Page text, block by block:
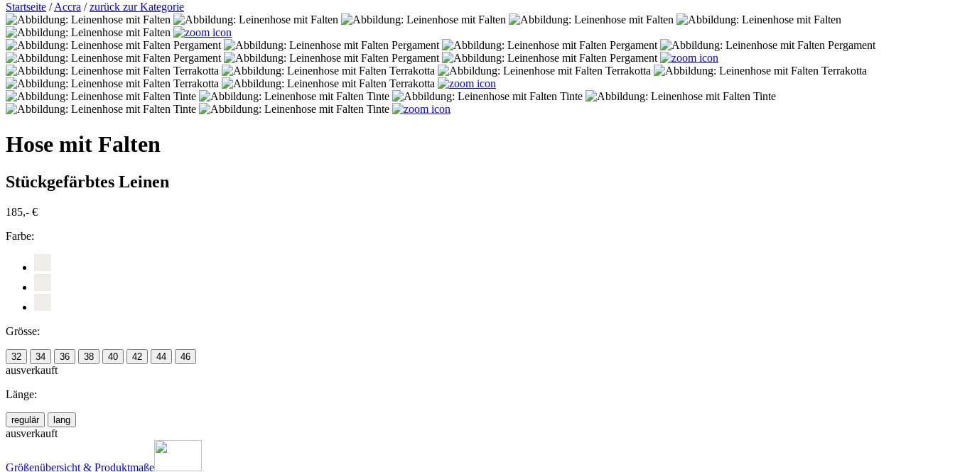
Startseite /Accra /zurück zur Kategorie
Hose mit Falten
Stückgefärbtes Leinen
185,- €
Farbe:
Grösse:
32 34 36 38 40 42 44 46
ausverkauft
Länge:
regulär lang
ausverkauft
Größenübersicht & Produktmaße